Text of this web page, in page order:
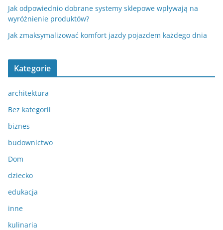
Jak odpowiednio dobrane systemy sklepowe wpływają na
wyróżnienie produktów?
Jak zmaksymalizować komfort jazdy pojazdem każdego dnia
Kategorie
architektura
Bez kategorii
biznes
budownictwo
Dom
dziecko
edukacja
inne
kulinaria